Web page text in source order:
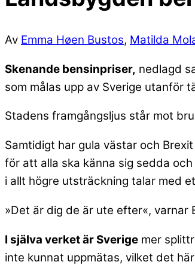
Av Emma Høen Bustos, Matilda
Skenande bensinpriser, nedlagd
som målas upp av Sverige utanför
Stadens framgångsljus står mot
Samtidigt har gula västar och
för att alla ska känna sig sedda
i allt högre utsträckning talar med
»Det är dig de är ute efter«, varnar
I själva verket är Sverige mer
inte kunnat uppmätas, vilket det